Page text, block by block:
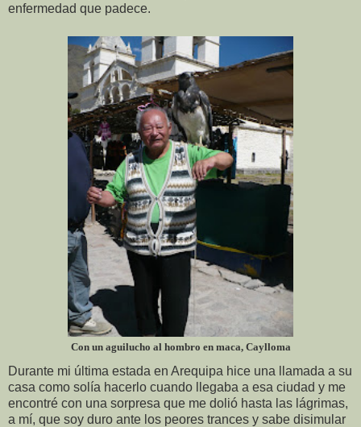
enfermedad que padece.
Con un aguilucho al hombro en maca, Caylloma
Durante mi última estada en Arequipa hice una llamada a su
casa como solía hacerlo cuando llegaba a esa ciudad y me
encontré con una sorpresa que me dolió hasta las lágrimas,
a mí, que soy duro ante los peores trances y sabe disimular